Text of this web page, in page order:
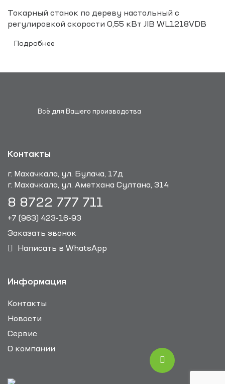
Токарный станок по дереву настольный с
регулировкой скорости 0,55 кВт JIB WL1218VDB
Подробнее
Всё для Вашего производства
Контакты
г. Махачкала, ул. Булача, 17д
г. Махачкала, ул. Аметхана Султана, 314
8 8722 777 711
+7 (963) 423-16-93
Заказать звонок
Написать в WhatsApp
Информация
Контакты
Новости
Сервис
О компании